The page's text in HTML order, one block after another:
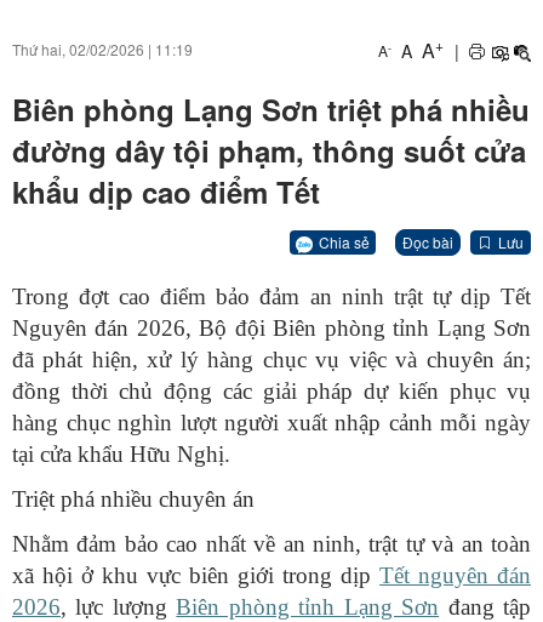
Thứ hai, 02/02/2026 | 11:19 A- A A+ |
Biên phòng Lạng Sơn triệt phá nhiều
đường dây tội phạm, thông suốt cửa
khẩu dịp cao điểm Tết
Chia sẻ Đọc bài Lưu
Trong đợt cao điểm bảo đảm an ninh trật tự dịp Tết
Nguyên đán 2026, Bộ đội Biên phòng tỉnh Lạng Sơn
đã phát hiện, xử lý hàng chục vụ việc và chuyên án;
đồng thời chủ động các giải pháp dự kiến phục vụ
hàng chục nghìn lượt người xuất nhập cảnh mỗi ngày
tại cửa khẩu Hữu Nghị.
Triệt phá nhiều chuyên án
Nhằm đảm bảo cao nhất về an ninh, trật tự và an toàn
xã hội ở khu vực biên giới trong dịp Tết nguyên đán
2026, lực lượngBiên phòng tỉnh Lạng Sơn đang tập